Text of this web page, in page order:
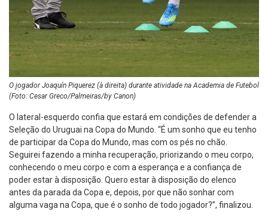
O jogador Joaquín Piquerez (à direita) durante atividade na Academia de Futebol
(Foto: Cesar Greco/Palmeiras/by Canon)
O lateral-esquerdo confia que estará em condições de defender a
Seleção do Uruguai na Copa do Mundo. “É um sonho que eu tenho
de participar da Copa do Mundo, mas com os pés no chão.
Seguirei fazendo a minha recuperação, priorizando o meu corpo,
conhecendo o meu corpo e com a esperança e a confiança de
poder estar à disposição. Quero estar à disposição do elenco
antes da parada da Copa e, depois, por que não sonhar com
alguma vaga na Copa, que é o sonho de todo jogador?”, finalizou.